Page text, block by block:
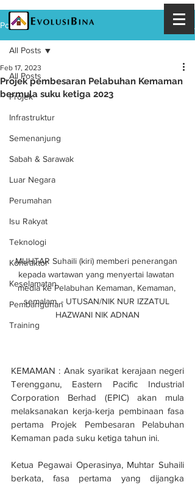
Post
All Posts
Projek
Infrastruktur
Semenanjung
Sabah & Sarawak
Luar Negara
Perumahan
Isu Rakyat
Teknologi
Kontraktor
Keselamatan
Pembangunan
Training
All Posts
Projek pembesaran Pelabuhan Kemaman
bermula suku ketiga 2023
Feb 17, 2023
MUHTAR Suhaili (kiri) memberi penerangan
kepada wartawan yang menyertai lawatan
media ke Pelabuhan Kemaman, Kemaman,
semalam. - UTUSAN/NIK NUR IZZATUL
HAZWANI NIK ADNAN
KEMAMAN : Anak syarikat kerajaan negeri
Terengganu, Eastern Pacific Industrial
Corporation Berhad (EPIC) akan mula
melaksanakan kerja-kerja pembinaan fasa
pertama Projek Pembesaran Pelabuhan
Kemaman pada suku ketiga tahun ini.
Ketua Pegawai Operasinya, Muhtar Suhaili
berkata, fasa pertama yang dijangka